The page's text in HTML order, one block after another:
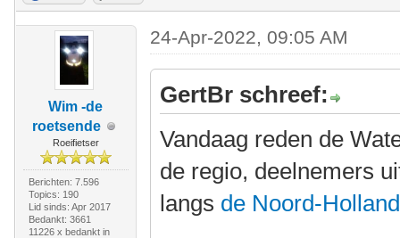
Wim -de
roetsende
Roeifietser
Berichten: 7.596
Topics: 190
Lid sinds: Apr 2017
Bedankt: 3661
11226 x bedankt in
24-Apr-2022, 09:05 AM
GertBr schreef:
Vandaag reden de
de regio, deelnemers
langs de Noord-